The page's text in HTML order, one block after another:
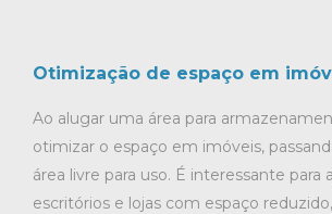
Otimização de espaço em
Ao alugar uma área para
otimizar o espaço em imóveis,
área livre para uso. É interessante para
escritórios e lojas com espaço